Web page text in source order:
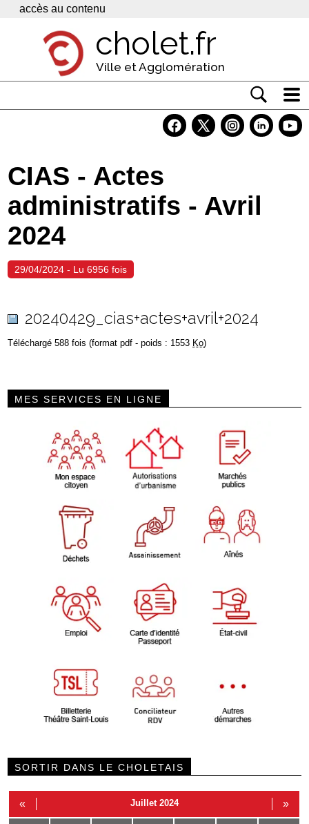
Panneau de gestion des cookies
accès au contenu
cholet.fr
Ville et Agglomération
Economie
Services
Contacts
CIAS - Actes
administratifs - Avril
2024
29/04/2024 - Lu 6956 fois
20240429_cias+actes+avril+2024
Téléchargé 588 fois (format pdf - poids : 1553 Ko)
MES SERVICES EN LIGNE
SORTIR DANS LE CHOLETAIS
« Juillet 2024 »